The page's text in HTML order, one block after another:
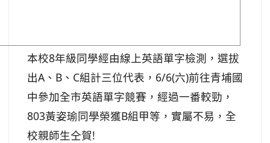
本校8年級同學經由線上英語單字檢測，選拔
出A、B、C組計三位代表，6/6(六)前往青埔國
中參加全市英語單字競賽，經過一番較勁，
803黃姿瑜同學榮獲B組甲等，實屬不易，全
校親師生仝賀!